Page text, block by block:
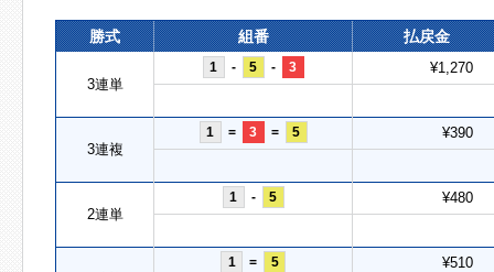
勝式 組番 払戻金
3連単
1 - 5 - 3 ¥1,270
3連複
1 = 3 = 5 ¥390
2連単
1 - 5 ¥480
1 = 5 ¥510